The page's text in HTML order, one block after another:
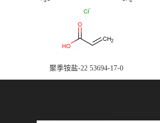
聚季铵盐-22 53694-17-0